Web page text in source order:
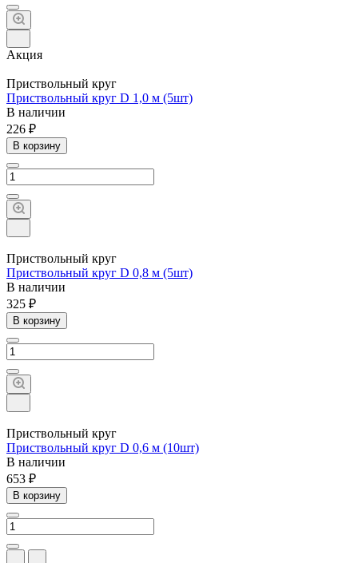
Акция
Приствольный круг
Приствольный круг D 1,0 м (5шт)
В наличии
226 ₽
В корзину
Приствольный круг
Приствольный круг D 0,8 м (5шт)
В наличии
325 ₽
В корзину
Приствольный круг
Приствольный круг D 0,6 м (10шт)
В наличии
653 ₽
В корзину